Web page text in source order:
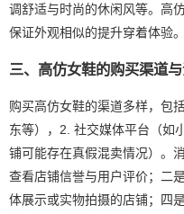
调舒适与时尚的休闲风等。高
保证外观相似的提升穿着体验。
三、高仿女鞋的购买渠道
购买高仿女鞋的渠道多样，包
东等），2. 社交媒体平台（如
铺可能存在真假混卖情况）。
查看店铺信誉与用户评价；二
体展示或实物拍摄的店铺；四